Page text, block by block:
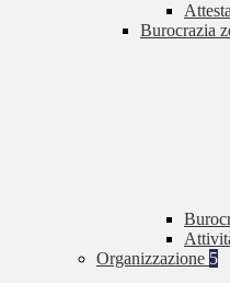
Burocrazia
Organizzazione 5